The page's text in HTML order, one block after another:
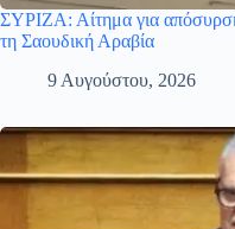
ΣΥΡΙΖΑ: Αίτημα για
τη Σαουδική Αραβία
9 Αυγούστου, 2026